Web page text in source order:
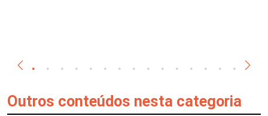
Outros conteúdos nesta categoria